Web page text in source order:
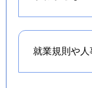
就業規則や人